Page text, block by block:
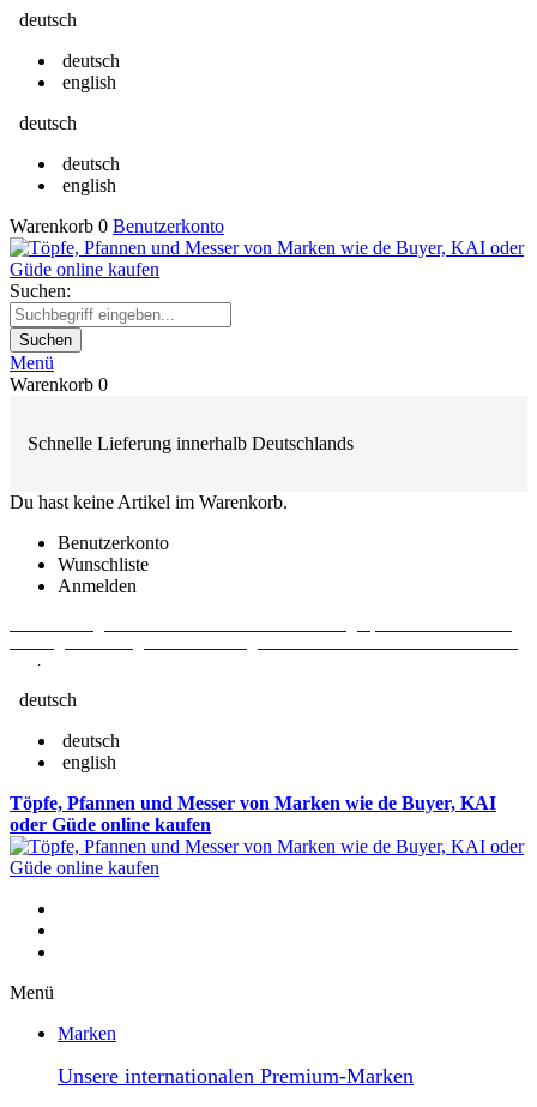
deutsch
deutsch
english
deutsch
deutsch
english
Warenkorb 0 Benutzerkonto
Suchen:
Suchen
Menü
Warenkorb 0
Schnelle Lieferung innerhalb Deutschlands
Du hast keine Artikel im Warenkorb.
Benutzerkonto
Wunschliste
Anmelden
.
deutsch
deutsch
english
Töpfe, Pfannen und Messer von Marken wie de Buyer, KAI
oder Güde online kaufen
Menü
Marken
Unsere internationalen Premium-Marken